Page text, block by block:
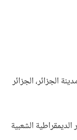
الشعبية